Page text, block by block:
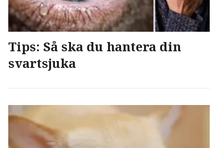
Tips: Så ska du hantera din
svartsjuka